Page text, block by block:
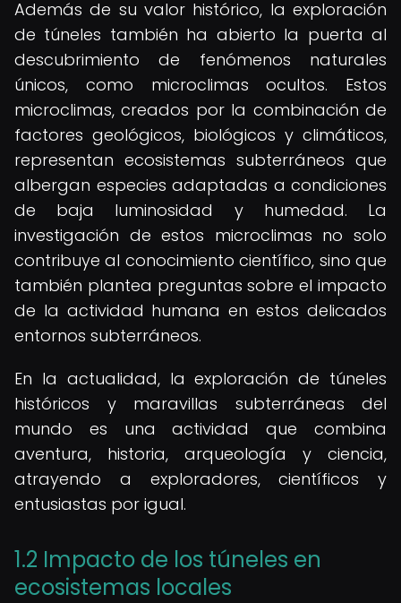
Además de su valor histórico, la exploración
de túneles también ha abierto la puerta al
descubrimiento de fenómenos naturales
únicos, como microclimas ocultos. Estos
microclimas, creados por la combinación de
factores geológicos, biológicos y climáticos,
representan ecosistemas subterráneos que
albergan especies adaptadas a condiciones
de baja luminosidad y humedad. La
investigación de estos microclimas no solo
contribuye al conocimiento científico, sino que
también plantea preguntas sobre el impacto
de la actividad humana en estos delicados
entornos subterráneos.
En la actualidad, la exploración de túneles
históricos y maravillas subterráneas del
mundo es una actividad que combina
aventura, historia, arqueología y ciencia,
atrayendo a exploradores, científicos y
entusiastas por igual.
1.2 Impacto de los túneles en
ecosistemas locales